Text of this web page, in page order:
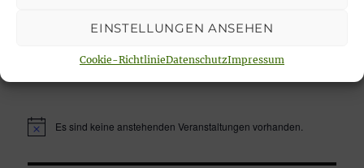
EINSTELLUNGEN ANSEHEN
Cookie-RichtlinieDatenschutzImpressum
Unsere aktuellen Veranstaltungen:
H
Es sind keine anstehenden Veranstaltungen vorhanden.